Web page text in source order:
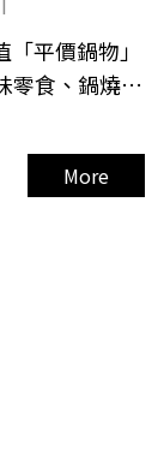
平價鍋物」
零食、鍋燒麵
More